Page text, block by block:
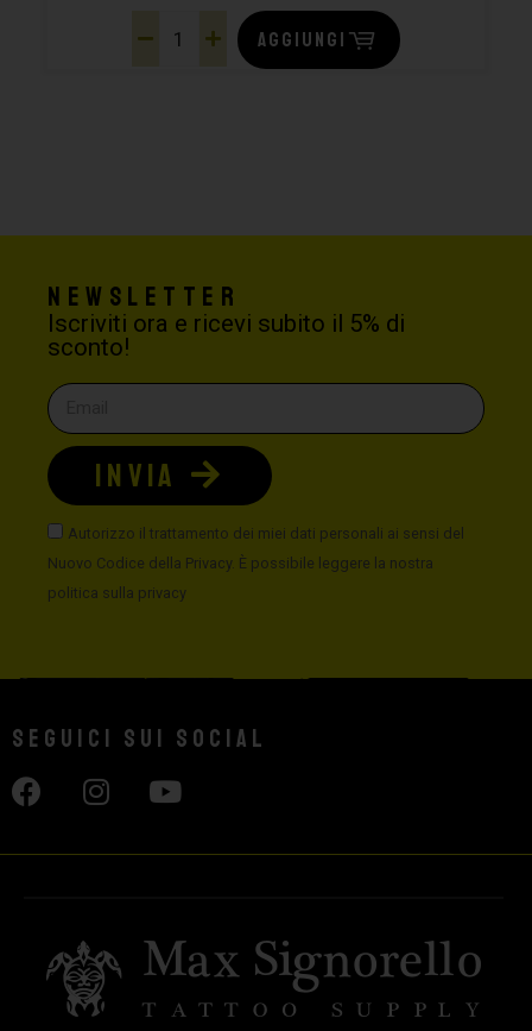
AGGIUNGI
Newsletter
Iscriviti ora e ricevi subito il 5% di
sconto!
Autorizzo il trattamento dei miei dati personali ai sensi del
Nuovo Codice della Privacy. È possibile leggere la nostra
politica sulla privacy
INVIA
Seguici sui social